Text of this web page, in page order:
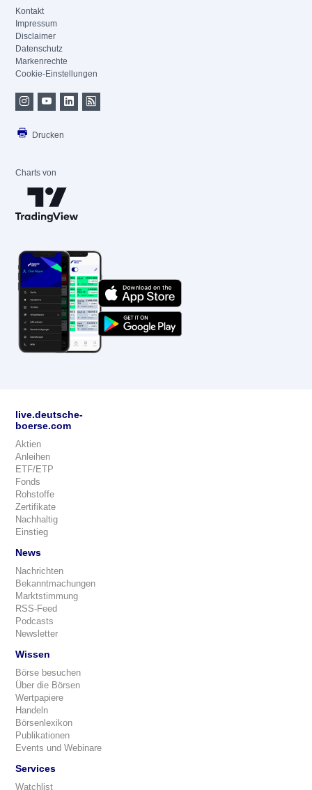
Kontakt
Impressum
Disclaimer
Datenschutz
Markenrechte
Cookie-Einstellungen
Drucken
Charts von
live.deutsche-
boerse.com
Aktien
Anleihen
ETF/ETP
Fonds
Rohstoffe
Zertifikate
Nachhaltig
Einstieg
News
Nachrichten
Bekanntmachungen
Marktstimmung
RSS-Feed
Podcasts
Newsletter
Wissen
Börse besuchen
Über die Börsen
Wertpapiere
Handeln
Börsenlexikon
Publikationen
Events und Webinare
Services
Watchlist